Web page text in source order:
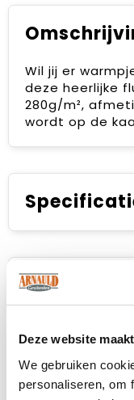
Deze website
We gebruiken
personaliseren, om
Wil jij er
deze heerlijke
280g/m²,
wordt op de